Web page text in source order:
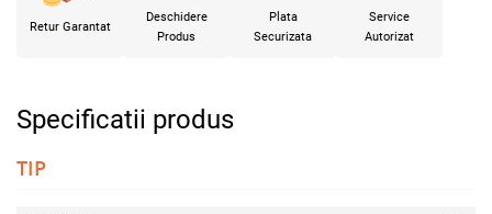
Retur Garantat
Deschidere
Produs
Plata
Securizata
Service
Autorizat
Specificatii produs
TIP